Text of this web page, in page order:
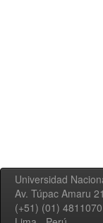
Universidad
Av. Túpac Amaru
(+51) (01) 4811070